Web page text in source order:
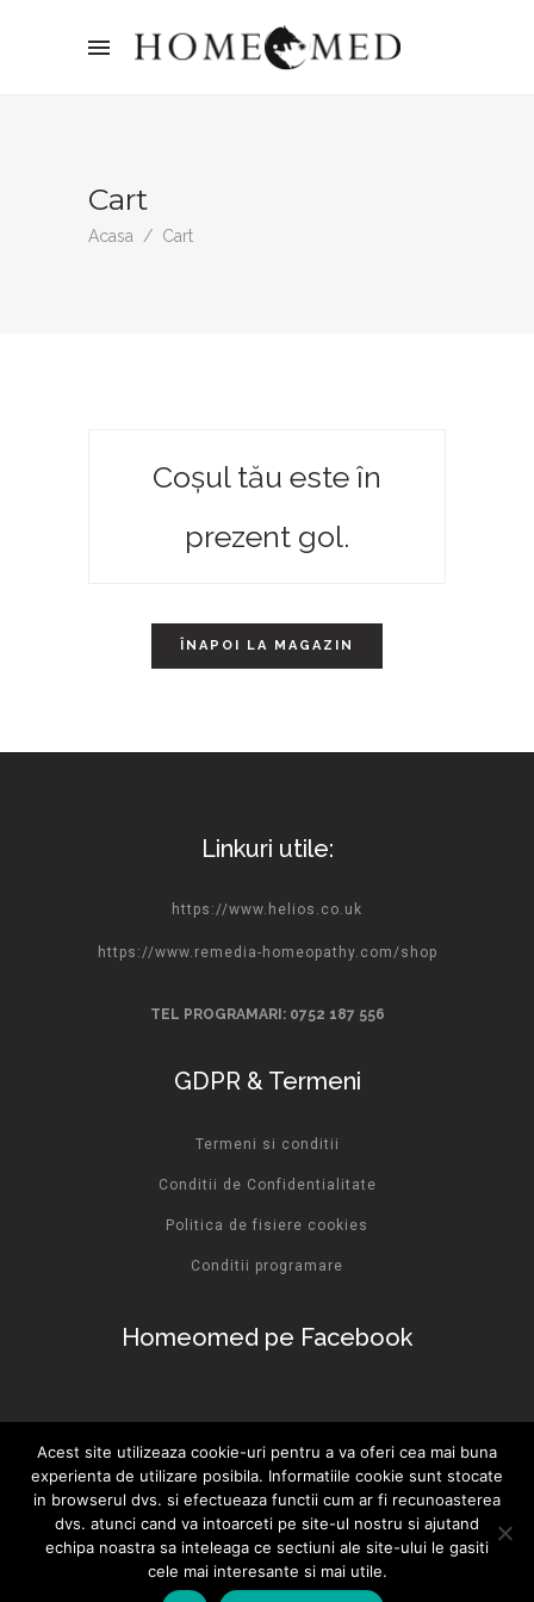
Cart
Acasa / Cart
Coșul tău este în
prezent gol.
ÎNAPOI LA MAGAZIN
Linkuri utile:
https://www.helios.co.uk
https://www.remedia-homeopathy.com/shop
TEL PROGRAMARI: 0752 187 556
GDPR & Termeni
Termeni si conditii
Conditii de Confidentialitate
Politica de fisiere cookies
Conditii programare
Homeomed pe Facebook
© 2021-2023 Toate drepturile rezervate pentru
Homeomed SRL. Dezvoltare web: Gorjbiz SRL
Acest site utilizeaza cookie-uri pentru a va oferi cea mai buna
experienta de utilizare posibila. Informatiile cookie sunt stocate
in browserul dvs. si efectueaza functii cum ar fi recunoasterea
dvs. atunci cand va intoarceti pe site-ul nostru si ajutand
echipa noastra sa inteleaga ce sectiuni ale site-ului le gasiti
cele mai interesante si mai utile.